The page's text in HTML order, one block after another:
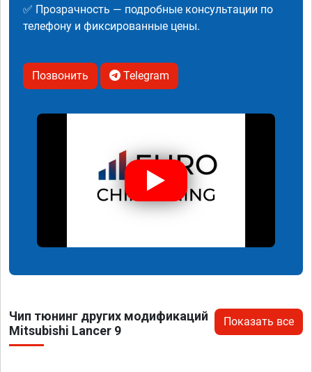
✅ Прозрачность — подробные консультации по
телефону и фиксированные цены.
Позвонить Telegram
Чип тюнинг других модификаций
Mitsubishi Lancer 9
Показать все